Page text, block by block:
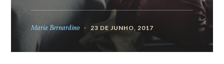
Maria Bernardino 23 DE JUNHO, 2017